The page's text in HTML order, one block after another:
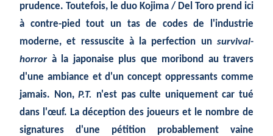
prudence. Toutefois, le duo Kojima / Del Toro prend ici
à contre-pied tout un tas de codes de l'industrie
moderne, et ressuscite à la perfection un survival-
horror à la japonaise plus que moribond au travers
d'une ambiance et d'un concept oppressants comme
jamais. Non,P.T. n'est pas culte uniquement car tué
dans l'œuf. La déception des joueurs et le nombre de
signatures d'une pétition probablement vaine